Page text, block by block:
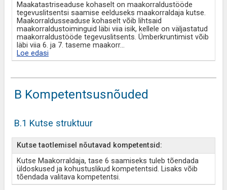
Maakatastriseaduse kohaselt on maakorraldustööde
tegevuslitsentsi saamise eelduseks maakorraldaja kutse.
Maakorraldusseaduse kohaselt võib lihtsaid
maakorraldustoiminguid läbi viia isik, kellele on väljastatud
maakorraldustööde tegevuslitsents. Ümberkruntimist võib
läbi viia 6. ja 7. taseme maakorr...
Loe edasi
B Kompetentsusnõuded
B.1 Kutse struktuur
Kutse taotlemisel nõutavad kompetentsid:
Kutse Maakorraldaja, tase 6 saamiseks tuleb tõendada
üldoskused ja kohustuslikud kompetentsid. Lisaks võib
tõendada valitava kompetentsi.